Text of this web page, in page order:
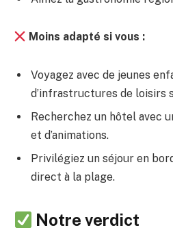
Moins adapté si vous :
Voyagez avec de jeunes
d’infrastructures de loisirs
Recherchez un hôtel avec
et d’animations.
Privilégiez un séjour en
direct à la plage.
Notre verdict